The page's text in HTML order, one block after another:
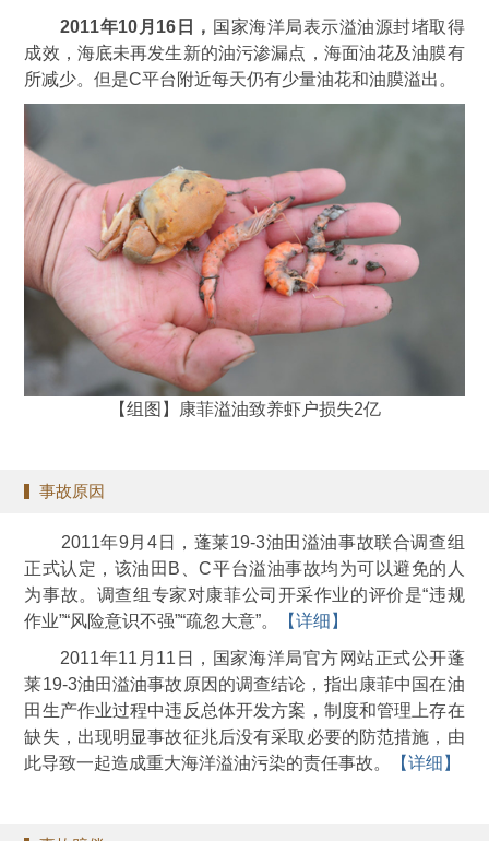
2011年10月16日， 国家海洋局表示溢油源封堵取得
成效，海底未再发生新的油污渗漏点，海面油花及油膜有
所减少。但是C平台附近每天仍有少量油花和油膜溢出。
【组图】康菲溢油致养虾户损失2亿
事故原因
2011年9月4日，蓬莱19-3油田溢油事故联合调查组
正式认定，该油田B、C平台溢油事故均为可以避免的人
为事故。调查组专家对康菲公司开采作业的评价是“违规
作业”“风险意识不强”“疏忽大意”。
【详细】
2011年11月11日，国家海洋局官方网站正式公开蓬
莱19-3油田溢油事故原因的调查结论，指出康菲中国在油
田生产作业过程中违反总体开发方案，制度和管理上存在
缺失，出现明显事故征兆后没有采取必要的防范措施，由
此导致一起造成重大海洋溢油污染的责任事故。
【详细】